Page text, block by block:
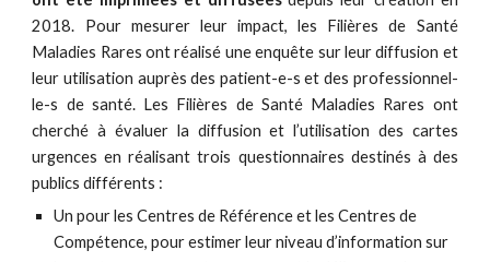
2018. Pour mesurer leur impact, les Filières de Santé
Maladies Rares ont réalisé une enquête sur leur diffusion et
leur utilisation auprès des patient-e-s et des professionnel-
le-s de santé. Les Filières de Santé Maladies Rares ont
cherché à évaluer la diffusion et l’utilisation des cartes
urgences en réalisant trois questionnaires destinés à des
publics différents :
Un pour les Centres de Référence et les Centres de
Compétence, pour estimer leur niveau d’information sur